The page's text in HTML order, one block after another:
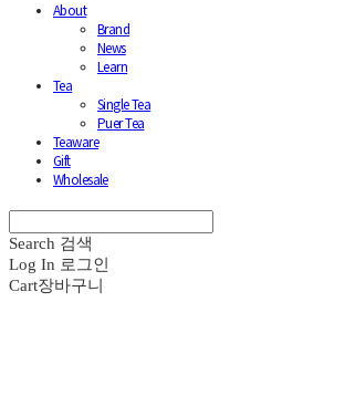
About
Brand
News
Learn
Tea
Single Tea
Puer Tea
Teaware
Gift
Wholesale
Search 검색
Log In 로그인
Cart장바구니